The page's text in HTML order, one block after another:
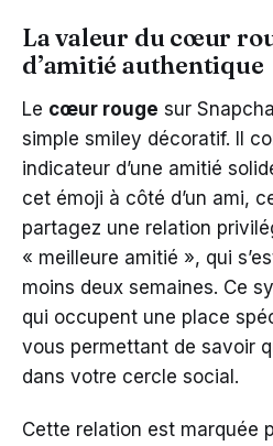
La valeur du cœur
d’amitié authentique
Le cœur rouge sur
simple smiley décoratif. Il
indicateur d’une amitié
cet émoji à côté d’un ami,
partagez une relation
« meilleure amitié », qui
moins deux semaines. Ce
qui occupent une place
vous permettant de savoir
dans votre cercle social.
Cette relation est marquée